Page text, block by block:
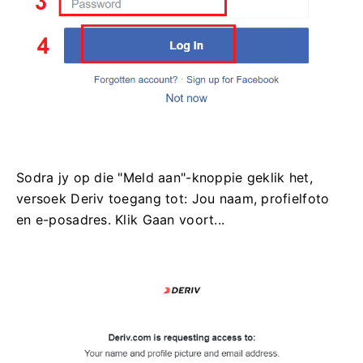
Sodra jy op die "Meld aan"-knoppie geklik het,
versoek Deriv toegang tot: Jou naam, profielfoto
en e-posadres. Klik Gaan voort...